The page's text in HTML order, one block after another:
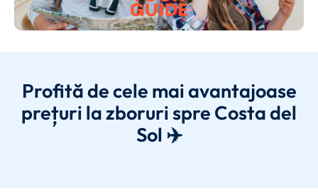
Profită de cele mai avantajoase
prețuri la zboruri spre Costa del
Sol ✈️